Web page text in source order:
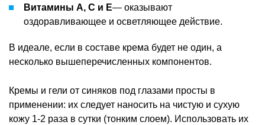
Витамины А, С и Е— оказывают
оздоравливающее и осветляющее действие.
В идеале, если в составе крема будет не один, а
несколько вышеперечисленных компонентов.
Кремы и гели от синяков под глазами просты в
применении: их следует наносить на чистую и сухую
кожу 1-2 раза в сутки (тонким слоем). Использовать их